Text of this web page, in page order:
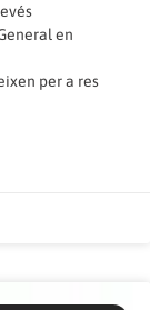
en
per a res